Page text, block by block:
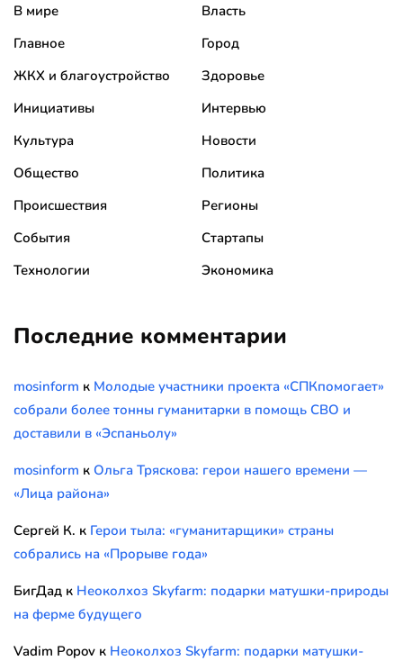
В мире
Власть
Главное
Город
ЖКХ и благоустройство
Здоровье
Инициативы
Интервью
Культура
Новости
Общество
Политика
Происшествия
Регионы
События
Стартапы
Технологии
Экономика
Последние комментарии
mosinform к Молодые участники проекта «СПКпомогает»
собрали более тонны гуманитарки в помощь СВО и
доставили в «Эспаньолу»
mosinform к Ольга Тряскова: герои нашего времени —
«Лица района»
Сергей К. к Герои тыла: «гуманитарщики» страны
собрались на «Прорыве года»
БигДад к Неоколхоз Skyfarm: подарки матушки-природы
на ферме будущего
Vadim Popov к Неоколхоз Skyfarm: подарки матушки-